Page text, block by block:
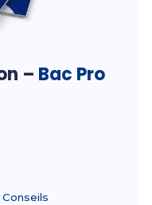
– Bac Pro
Conseils